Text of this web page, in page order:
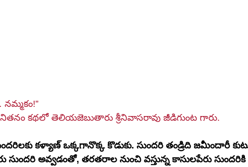
కథలో తెలియజెబుతారు శ్రీనివాసరావు జీడిగుంట గారు.
కళ్యాణ్ ఒక్కగానొక్క కొడుకు. సుందరి తండ్రిది జమీందారీ
సుందరి అవ్వడంతో, తరతరాల నుంచి వస్తున్న కాసులపేరు సుందరికి